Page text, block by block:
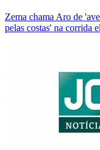
Zema chama Aro de
pelas costas' na corrida